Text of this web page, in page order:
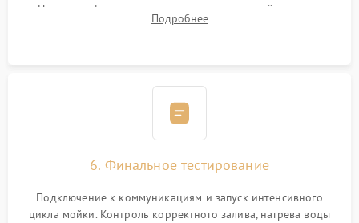
Надежная фиксация хомутов гидравлической системы,
сборка корпуса и установка датчика поплавка.
Подробнее
6. Финальное тестирование
Подключение к коммуникациям и запуск интенсивного
цикла мойки. Контроль корректного залива, нагрева воды